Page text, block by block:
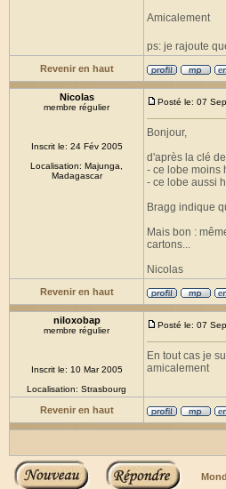
Amicalement
ps: je rajoute
Revenir en haut
Nicolas
membre régulier
Inscrit le: 24 Fév 2005
Localisation: Majunga,
Madagascar
Posté le: 07
Bonjour,
d'après la clé
- ce lobe moins
- ce lobe aussi
Bragg indique
Mais bon :
cartons...
Nicolas
Revenir en haut
niloxobap
membre régulier
Inscrit le: 10 Mar 2005
Localisation: Strasbourg
Posté le: 07
En tout cas je
amicalement
Revenir en haut